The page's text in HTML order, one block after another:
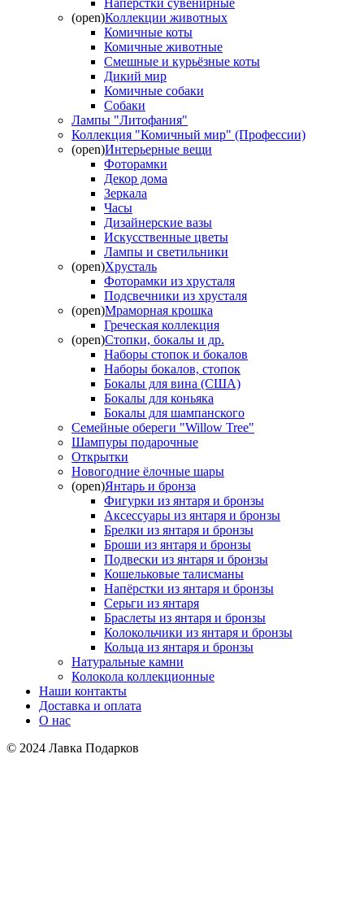
Напёрстки сувенирные
(open)Коллекции животных
Комичные коты
Комичные животные
Смешные и курьёзные коты
Дикий мир
Комичные собаки
Собаки
Лампы "Литофания"
Коллекция "Комичный мир" (Профессии)
(open)Интерьерные вещи
Фоторамки
Декор дома
Зеркала
Часы
Дизайнерские вазы
Искусственные цветы
Лампы и светильники
(open)Хрусталь
Фоторамки из хрусталя
Подсвечники из хрусталя
(open)Мраморная крошка
Греческая коллекция
(open)Стопки, бокалы и др.
Наборы стопок и бокалов
Наборы бокалов, стопок
Бокалы для вина (США)
Бокалы для коньяка
Бокалы для шампанского
Семейные обереги "Willow Tree"
Шампуры подарочные
Открытки
Новогодние ёлочные шары
(open)Янтарь и бронза
Фигурки из янтаря и бронзы
Аксессуары из янтаря и бронзы
Брелки из янтаря и бронзы
Броши из янтаря и бронзы
Подвески из янтаря и бронзы
Кошельковые талисманы
Напёрстки из янтаря и бронзы
Серьги из янтаря
Браслеты из янтаря и бронзы
Колокольчики из янтаря и бронзы
Кольца из янтаря и бронзы
Натуральные камни
Колокола коллекционные
Наши контакты
Доставка и оплата
О нас
© 2024 Лавка Подарков